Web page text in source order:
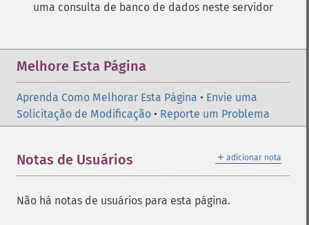
uma consulta de banco de dados neste servidor
Melhore Esta Página
Aprenda Como Melhorar Esta Página • Envie uma
Solicitação de Modificação • Reporte um Problema
＋ adicionar nota
Notas de Usuários
Não há notas de usuários para esta página.